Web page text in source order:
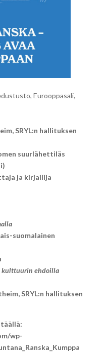
Eurooppasali,
SRYL:n hallituksen
suurlähettiläs
ja kirjailija
suomalainen
kulttuurin ehdoilla
SRYL:n hallituksen
wp-